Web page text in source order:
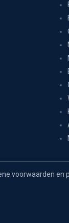
voorwaarden en